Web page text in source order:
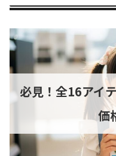
必見！全16アイ
価